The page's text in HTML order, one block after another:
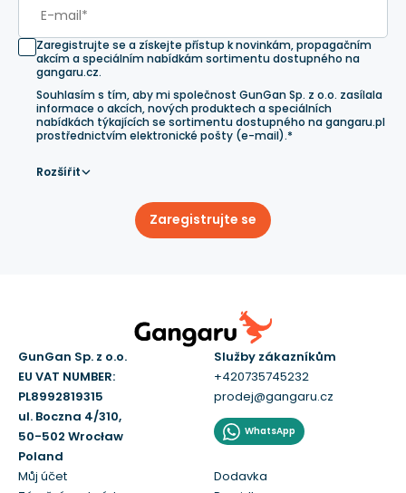
Zaregistrujte se a získejte přístup k novinkám, propagačním
akcím a speciálním nabídkám sortimentu dostupného na
gangaru.cz.
Souhlasím s tím, aby mi společnost GunGan Sp. z o.o. zasílala
informace o akcích, nových produktech a speciálních
nabídkách týkajících se sortimentu dostupného na gangaru.pl
prostřednictvím elektronické pošty (e-mail).*
Rozšířit
Zaregistrujte se
GunGan Sp. z o.o.
EU VAT NUMBER:
PL8992819315
ul. Boczna 4/310,
50-502 Wrocław
Poland
Služby zákazníkům
+420735745232
prodej@gangaru.cz
WhatsApp
Můj účet
Dodavka